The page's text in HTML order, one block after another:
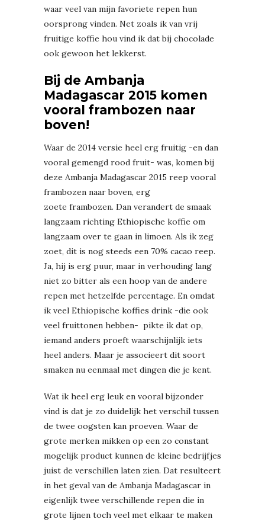
waar veel van mijn favoriete repen hun
oorsprong vinden. Net zoals ik van vrij
fruitige koffie hou vind ik dat bij chocolade
ook gewoon het lekkerst.
Bij de Ambanja
Madagascar 2015 komen
vooral frambozen naar
boven!
Waar de 2014 versie heel erg fruitig -en dan
vooral gemengd rood fruit- was, komen bij
deze Ambanja Madagascar 2015 reep vooral
frambozen naar boven, erg
zoete frambozen. Dan verandert de smaak
langzaam richting Ethiopische koffie om
langzaam over te gaan in limoen. Als ik zeg
zoet, dit is nog steeds een 70% cacao reep.
Ja, hij is erg puur, maar in verhouding lang
niet zo bitter als een hoop van de andere
repen met hetzelfde percentage. En omdat
ik veel Ethiopische koffies drink -die ook
veel fruittonen hebben- pikte ik dat op,
iemand anders proeft waarschijnlijk iets
heel anders. Maar je associeert dit soort
smaken nu eenmaal met dingen die je kent.
Wat ik heel erg leuk en vooral bijzonder
vind is dat je zo duidelijk het verschil tussen
de twee oogsten kan proeven. Waar de
grote merken mikken op een zo constant
mogelijk product kunnen de kleine bedrijfjes
juist de verschillen laten zien. Dat resulteert
in het geval van de Ambanja Madagascar in
eigenlijk twee verschillende repen die in
grote lijnen toch veel met elkaar te maken